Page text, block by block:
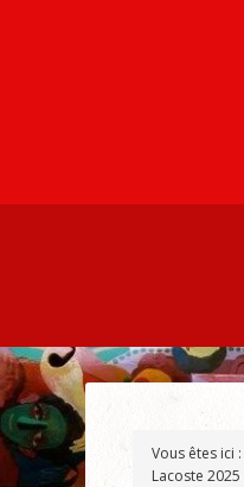
Vous êtes ici :
Lacoste 2025